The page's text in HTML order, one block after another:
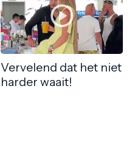
Vervelend dat het niet
harder waait!